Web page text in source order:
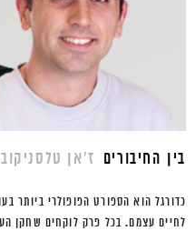
בין החיבורים ז'אן טלסניקוב
כדורגל הוא הספורט הפופולרי ביותר
לחיים עצמם. בכל פרק לוקחים שחקן